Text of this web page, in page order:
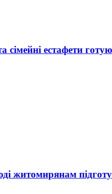
сімейні естафети
житомирянам